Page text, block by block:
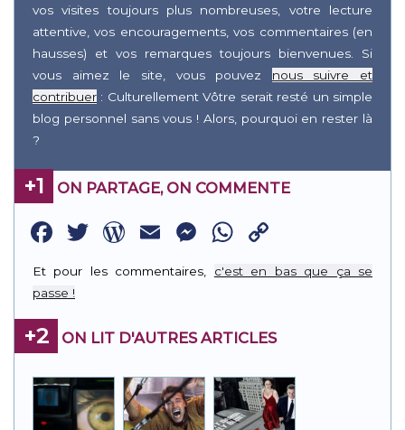
vos visites toujours plus nombreuses, votre lecture
attentive, vos encouragements, vos commentaires (en
hausses) et vos remarques toujours bienvenues. Si
vous aimez le site, vous pouvez nous suivre et
contribuer : Culturellement Vôtre serait resté un simple
blog personnel sans vous ! Alors, pourquoi en rester là
?
+1 ON PARTAGE, ON COMMENTE
Facebook
Twitter
WordPress
EmailMessenger
WhatsApp
Link
Et pour les commentaires, c'est en bas que ça se
passe !
+2 ON LIT D'AUTRES ARTICLES